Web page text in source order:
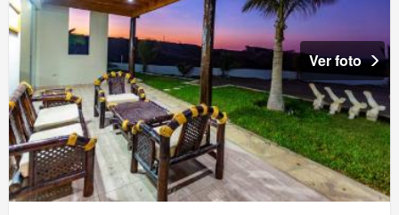
Ver foto